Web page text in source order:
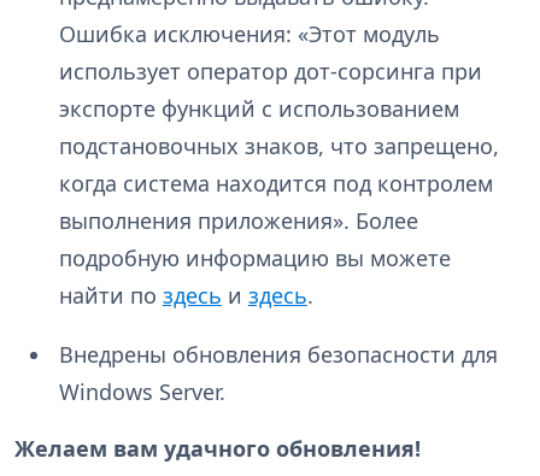
Ошибка исключения: «Этот модуль
использует оператор дот-сорсинга при
экспорте функций с использованием
подстановочных знаков, что запрещено,
когда система находится под контролем
выполнения приложения». Более
подробную информацию вы можете
найти по здесь и здесь.
Внедрены обновления безопасности для
Windows Server.
Желаем вам удачного обновления!